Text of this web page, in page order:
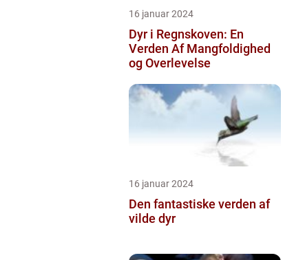
16 januar 2024
Dyr i Regnskoven: En
Verden Af Mangfoldighed
og Overlevelse
16 januar 2024
Den fantastiske verden af
vilde dyr